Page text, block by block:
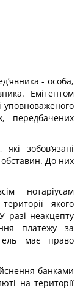
- особа,
Емітентом
уповноваженого
передбачених
зобов’язані
До них
нотаріусам
якого
разі неакцепту
платежу за
має право
банками
на території